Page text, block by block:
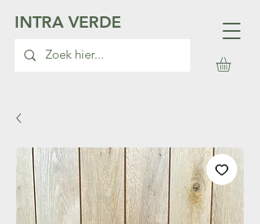
INTRA VERDE